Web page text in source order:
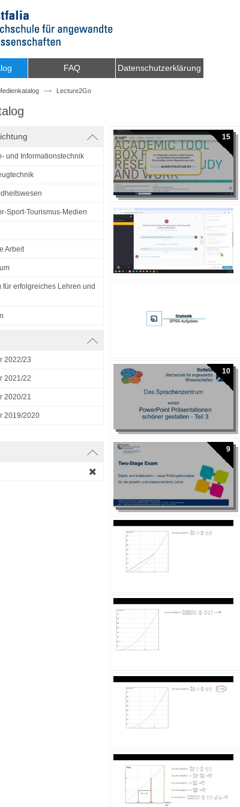
FAQ Datenschutzerklärung
Lecture2Go
und Informationstechnik
Sport-Tourismus-Medien
Arbeit
für erfolgreiches Lehren und
2022/23
2021/22
2020/21
2019/2020
15
10
9